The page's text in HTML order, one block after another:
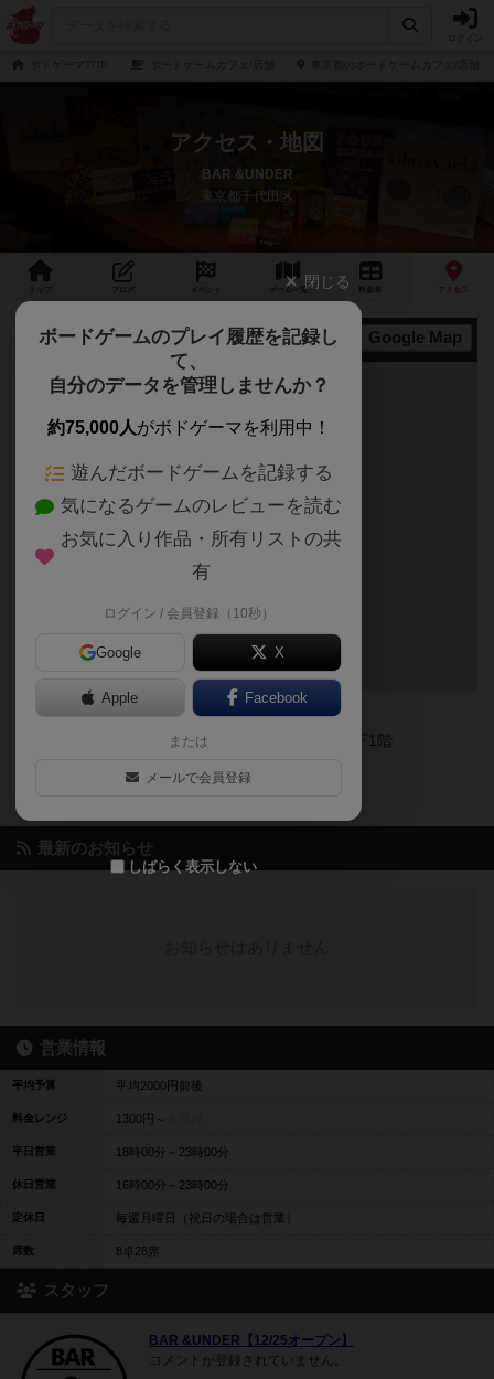
アクセス・地図
BAR &UNDER
東京都千代田区
ゲーム 一覧 料金 アクセス
地図 Google Map
〒1110021
東京都千代田区外神田2-6-4 外神田金村ビル地下1階
東京メトロ御茶ノ水駅から徒歩７分
最新のお知らせ
営業情報
平均予算 平均2000円前後
料金レンジ 1300円～
平日営業 18時00分～23時00分
休日営業 16時00分～23時00分
定休日 毎週月曜日（祝日の場合は営業）
席数 8卓28席
スタッフ
BAR &UNDER【12/25オープン】
コメントが登録されていません。
閉じる
ボードゲームのプレイ履歴を記録し
て、
自分のデータを管理しませんか？
約75,000人がボドゲーマを利用中！
遊んだボードゲームを記録する
気になるゲームのレビューを読む
お気に入り作品・所有リストの共
有
ログイン / 会員登録（10秒）
Google X
Apple Facebook
または
メールで会員登録
しばらく表示しない